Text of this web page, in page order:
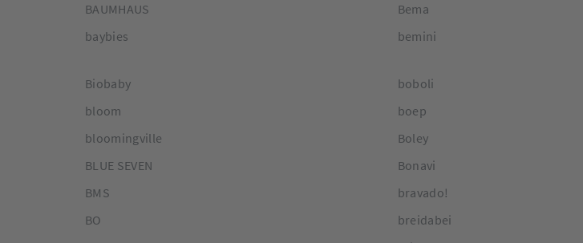
BAUMHAUS
baybies
Bema
bemini
Biobaby
bloom
bloomingville
BLUE SEVEN
BMS
BO
boboli
boep
Boley
Bonavi
bravado!
breidabei